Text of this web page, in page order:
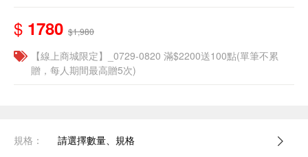
$ 1780 $1,980
【線上商城限定】_0729-0820 滿$2200送100點(單筆不累
贈，每人期間最高贈5次)
規格： 請選擇數量、規格